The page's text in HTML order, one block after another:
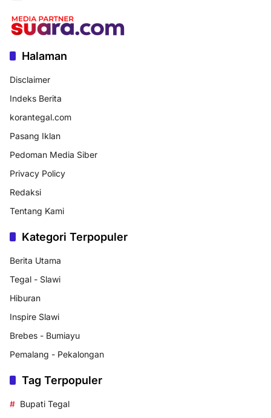
Halaman
Disclaimer
Indeks Berita
korantegal.com
Pasang Iklan
Pedoman Media Siber
Privacy Policy
Redaksi
Tentang Kami
Kategori Terpopuler
Berita Utama
Tegal - Slawi
Hiburan
Inspire Slawi
Brebes - Bumiayu
Pemalang - Pekalongan
Tag Terpopuler
Bupati Tegal